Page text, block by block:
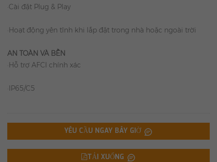
·Cài đặt Plug & Play
·Hoạt động yên tĩnh khi lắp đặt trong nhà hoặc ngoài trời
AN TOÀN VÀ BỀN
·Hỗ trợ AFCI chính xác
·IP65/C5
YÊU CẦU NGAY BÂY GIỜ
TẢI XUỐNG